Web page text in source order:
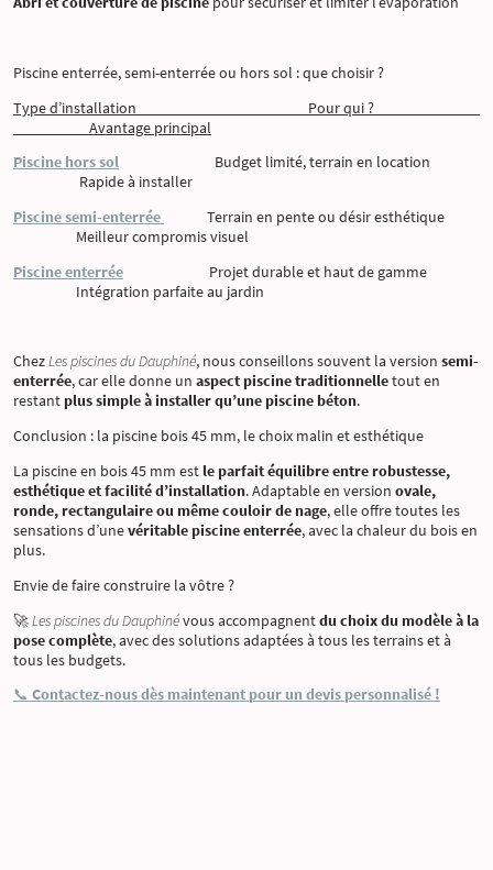
Piscine enterrée, semi-enterrée ou hors sol : que choisir ?
Type d’installation Pour qui ?
Avantage principal
Piscine hors sol
Budget limité, terrain en location
Rapide à installer
Piscine semi-enterrée
Terrain en pente ou désir esthétique
Meilleur compromis visuel
Piscine enterrée
Projet durable et haut de gamme
Intégration parfaite au jardin
ChezLes piscines du Dauphiné, nous conseillons souvent la version semi-
enterrée, car elle donne un aspect piscine traditionnelletout en
restant plus simple à installer qu’une piscine béton.
Conclusion : la piscine bois 45 mm, le choix malin et esthétique
La piscine en bois 45 mm est le parfait équilibre entre robustesse,
esthétique et facilité d’installation. Adaptable en version ovale,
ronde, rectangulaire ou même couloir de nage, elle offre toutes les
sensations d’unevéritable piscine enterrée, avec la chaleur du bois en
plus.
Envie de faire construire la vôtre ?
🚀Les piscines du Dauphinévous accompagnentdu choix du modèle à la
pose complète, avec des solutions adaptées à tous les terrains et à
tous les budgets.
📞 Contactez-nous dès maintenant pour un devis personnalisé !